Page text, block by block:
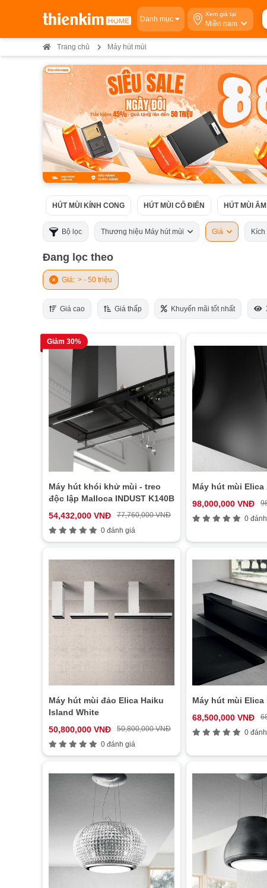
Danh mục
Xem giá tại
Miền nam
Trang chủ Máy hút mùi
HÚT MÙI KÍNH CONG HÚT MÙI CỔ ĐIỂN HÚT MÙI
Bộ lọc Thương hiệu Máy hút mùi Giá
Đang lọc theo
Giá: > - 50 triệu
Giá cao Giá thấp Khuyến mãi tốt nhất
Giảm 30%
Máy hút khói khử mùi - treo
độc lập Malloca INDUST K140B
54,432,000 VNĐ
77,760,000 VNĐ
0 đánh giá
Máy hút mùi Elica
98,000,000 VNĐ
0
Máy hút mùi đảo Elica Haiku
Island White
50,800,000 VNĐ
50,800,000 VNĐ
0 đánh giá
Máy hút mùi Elica
68,500,000 VNĐ
0